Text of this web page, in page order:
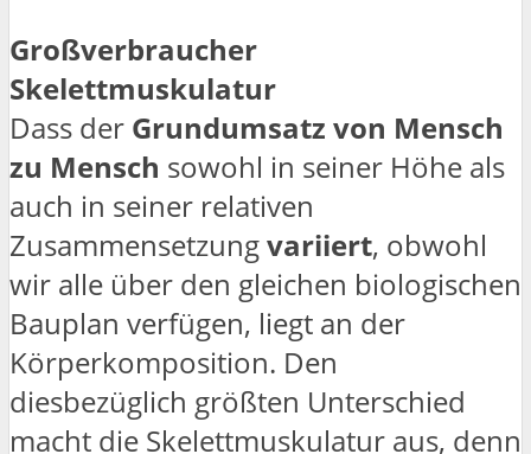
Großverbraucher
Skelettmuskulatur
Dass der Grundumsatz von Mensch
zu Mensch sowohl in seiner Höhe als
auch in seiner relativen
Zusammensetzungvariiert, obwohl
wir alle über den gleichen biologischen
Bauplan verfügen, liegt an der
Körperkomposition. Den
diesbezüglich größten Unterschied
macht die Skelettmuskulatur aus, denn